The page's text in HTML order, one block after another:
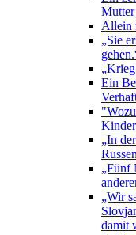
Mutter
Allein
„Sie
Ein
„In
„Fünf
„Wir
damit